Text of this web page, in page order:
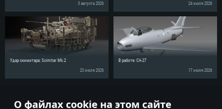
О файлах cookie на этом сайте
3 августа 2026
24 июля 2026
Удар скимитара: Scimitar Mk.2
23 июля 2026
В работе: CA-27
17 июля 2026
Поделись новостью с друзьями!